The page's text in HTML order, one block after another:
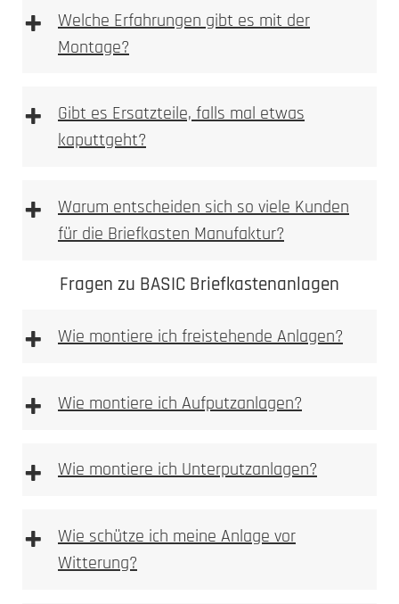
+
Welche Erfahrungen gibt es mit der
Montage?
+
Gibt es Ersatzteile, falls mal etwas
kaputtgeht?
+
Warum entscheiden sich so viele Kunden
für die Briefkasten Manufaktur?
Fragen zu BASIC Briefkastenanlagen
+ Wie montiere ich freistehende Anlagen?
+ Wie montiere ich Aufputzanlagen?
+ Wie montiere ich Unterputzanlagen?
+
Wie schütze ich meine Anlage vor
Witterung?